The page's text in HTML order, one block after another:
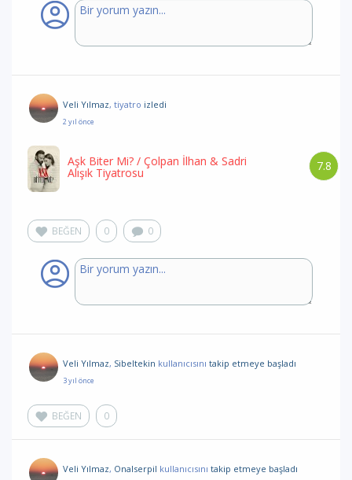
Veli Yılmaz, tiyatro izledi
2 yıl önce
7.8
Aşk Biter Mi? / Çolpan İlhan & Sadri
Alışık Tiyatrosu
BEĞEN 0 0
Veli Yılmaz, Sibeltekin kullanıcısını takip etmeye başladı
3 yıl önce
BEĞEN 0
Veli Yılmaz, Onalserpil kullanıcısını takip etmeye başladı